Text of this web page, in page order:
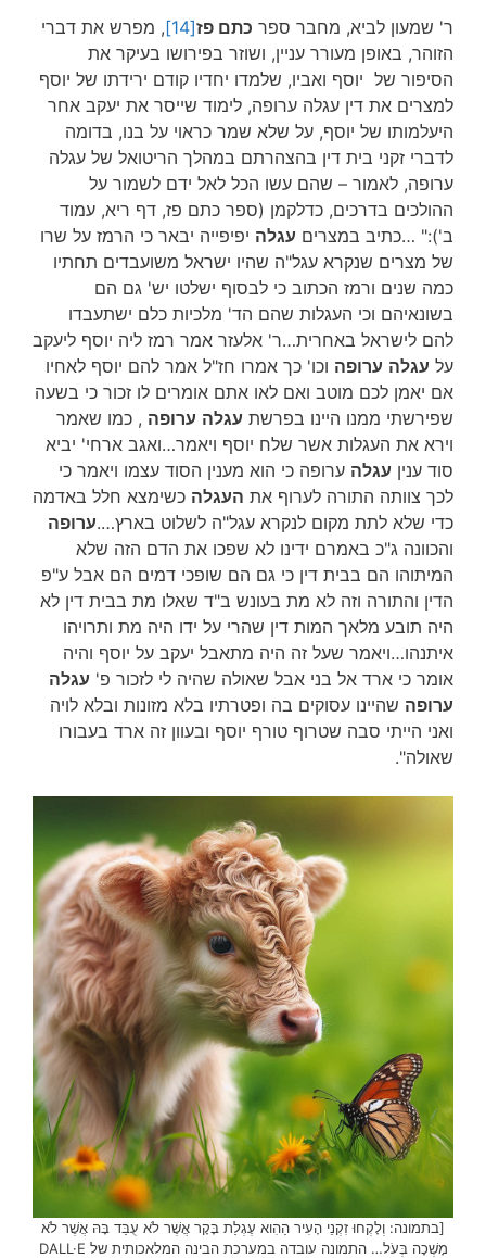
ר' שמעון לביא, מחבר ספר כתם פז[14]
, מפרש את דברי
הזוהר, באופן מעורר עניין, ושוזר בפירושו בעיקר את
הסיפור של יוסף ואביו, שלמדו יחדיו קודם ירידתו של יוסף
למצרים את דין עגלה ערופה, לימוד שייסר את יעקב אחר
היעלמותו של יוסף, על שלא שמר כראוי על בנו, בדומה
לדברי זקני בית דין בהצהרתם במהלך הריטואל של עגלה
ערופה, לאמור – שהם עשו הכל לאל ידם לשמור על
ההולכים בדרכים, כדלקמן (ספר כתם פז, דף ריא, עמוד
ב'):" …כתיב במצרים עגלה יפיפייה יבאר כי הרמז על שרו
של מצרים שנקרא עגל"ה שהיו ישראל משועבדים תחתיו
כמה שנים ורמז הכתוב כי לבסוף ישלטו יש' גם הם
בשונאיהם וכי העגלות שהם הד' מלכיות כלם ישתעבדו
להם לישראל באחרית…ר' אלעזר אמר רמז ליה יוסף ליעקב
על עגלה ערופה וכו' כך אמרו חז"ל אמר להם יוסף לאחיו
אם יאמן לכם מוטב ואם לאו אתם אומרים לו זכור כי בשעה
שפירשתי ממנו היינו בפרשת עגלה ערופה , כמו שאמר
וירא את העגלות אשר שלח יוסף ויאמר…ואגב ארחי' יביא
סוד ענין עגלה ערופה כי הוא מענין הסוד עצמו ויאמר כי
לכך צוותה התורה לערוף את העגלה כשימצא חלל באדמה
כדי שלא לתת מקום לנקרא עגל"ה לשלוט בארץ….ערופה
והכוונה ג"כ באמרם ידינו לא שפכו את הדם הזה שלא
המיתוהו הם בבית דין כי גם הם שופכי דמים הם אבל ע"פ
הדין והתורה וזה לא מת בעונש ב"ד שאלו מת בבית דין לא
היה תובע מלאך המות דין שהרי על ידו היה מת ותרויהו
איתנהו…ויאמר שעל זה היה מתאבל יעקב על יוסף והיה
אומר כי ארד אל בני אבל שאולה שהיה לי לזכור פ' עגלה
ערופה שהיינו עסוקים בה ופטרתיו בלא מזונות ובלא לויה
ואני הייתי סבה שטרוף טורף יוסף ובעוון זה ארד בעבורו
שאולה".
[בתמונה: וְלָקְחוּ זִקְנֵי הָעִיר הַהִוא עֶגְלַת בָּקָר אֲשֶׁר לֹא עֻבַּד בָּהּ אֲשֶׁר לֹא
מָשְׁכָה בְּעֹל… התמונה עובדה במערכת הבינה המלאכותית של DALL·E